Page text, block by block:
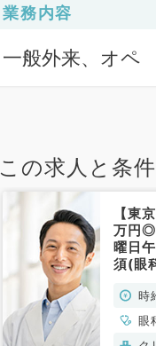
業務内容
一般外来、オペ
この求人と条
【東
万円◎
曜日
須(眼
時
眼